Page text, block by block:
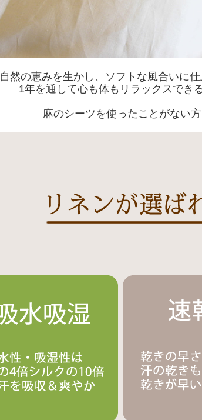
自然の恵みを生かし、ソフトな風合いに
1年を通して心も体もリラックスでき
麻のシーツを使ったことがない